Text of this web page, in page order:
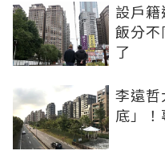
設戶
飯分
了
李遠
底」